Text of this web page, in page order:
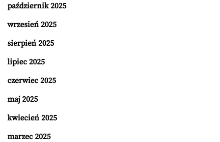
październik 2025
wrzesień 2025
sierpień 2025
lipiec 2025
czerwiec 2025
maj 2025
kwiecień 2025
marzec 2025